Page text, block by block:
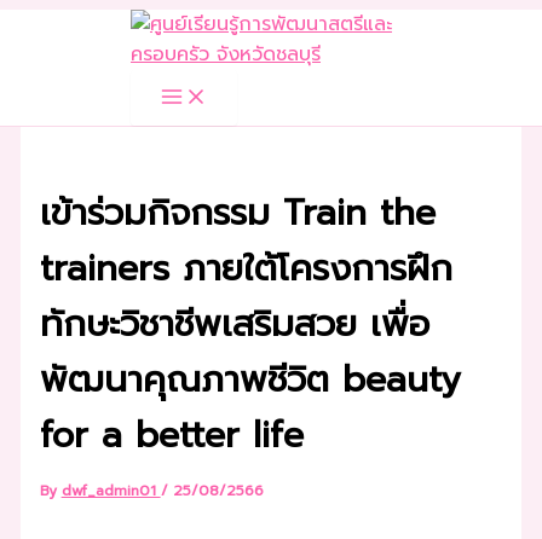
เข้าร่วมกิจกรรม Train the
trainers ภายใต้โครงการฝึก
ทักษะวิชาชีพเสริมสวย เพื่อ
พัฒนาคุณภาพชีวิต beauty
for a better life
By dwf_admin01 / 25/08/2566